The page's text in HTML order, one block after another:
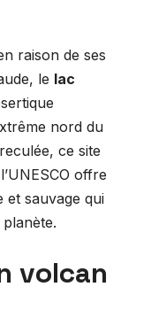
raison de ses
le lac
nord du
ce site
offre
et sauvage qui
volcan